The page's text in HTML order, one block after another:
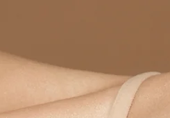
No products in the cart.